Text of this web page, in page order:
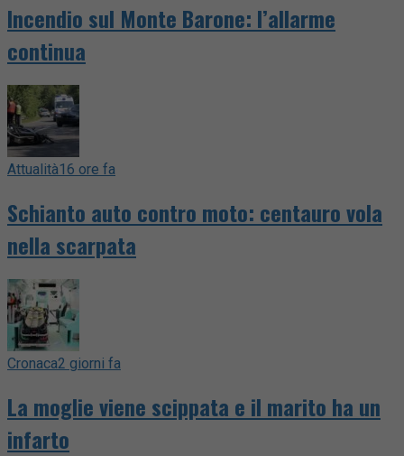
Incendio sul Monte Barone: l’allarme
continua
Attualità16 ore fa
Schianto auto contro moto: centauro vola
nella scarpata
Cronaca2 giorni fa
La moglie viene scippata e il marito ha un
infarto